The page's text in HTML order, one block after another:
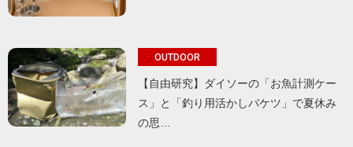
OUTDOOR
【自由研究】ダイソーの「お魚計測ケー
ス」と「釣り用活かしバケツ」で夏休み
の思…